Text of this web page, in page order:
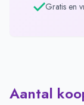
Gratis en
Aantal